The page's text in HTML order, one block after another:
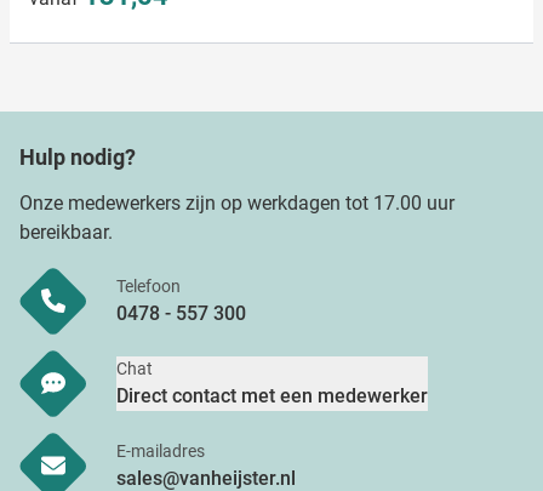
Hulp nodig?
Onze medewerkers zijn op werkdagen tot 17.00 uur
bereikbaar.
Telefoon
0478 - 557 300
Chat
Direct contact met een medewerker
E-mailadres
sales@vanheijster.nl